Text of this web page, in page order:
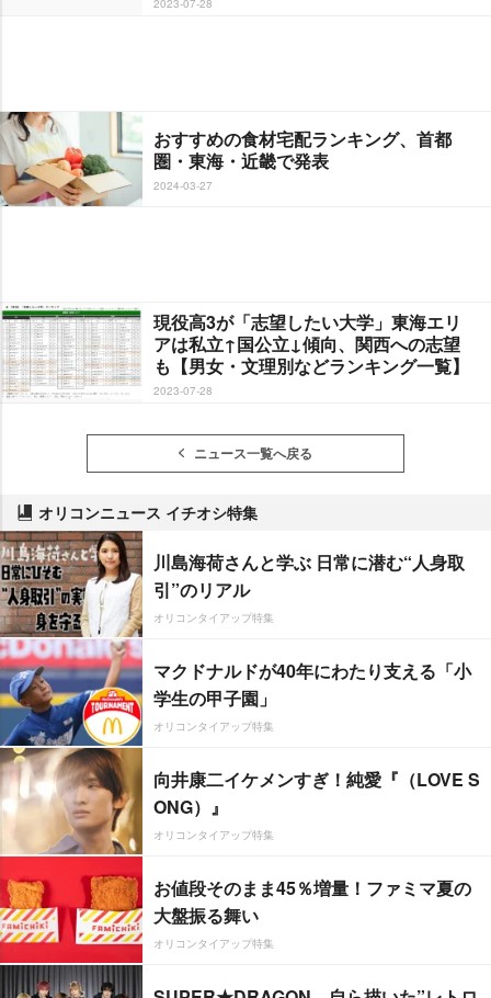
おすすめの食材宅配ランキング、首都
圏・東海・近畿で発表
2024-03-27
現役高3が「志望したい大学」東海エリ
アは私立↑国公立↓傾向、関西への志望
も【男女・文理別などランキング一覧】
2023-07-28
ニュース一覧へ戻る
オリコンニュース イチオシ特集
川島海荷さんと学ぶ 日常に潜む“人身取
引”のリアル
オリコンタイアップ特集
マクドナルドが40年にわたり支える「小
学生の甲子園」
オリコンタイアップ特集
向井康二イケメンすぎ！純愛『（LOVE S
ONG）』
オリコンタイアップ特集
お値段そのまま45％増量！ファミマ夏の
大盤振る舞い
オリコンタイアップ特集